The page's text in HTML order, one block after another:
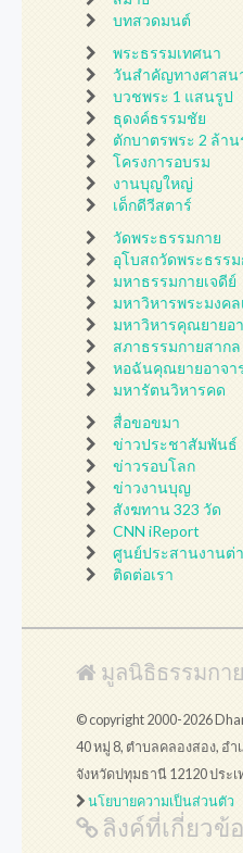
บทสวดมนต์
พระธรรมเทศนา
วันสำคัญทางศาสน
บวชพระ 1 แสนรูป
ธุดงค์ธรรมชัย
ตักบาตรพระ 2 ล้าน
โครงการอบรม
งานบุญใหญ่
เด็กดีวีสตาร์
วัดพระธรรมกาย
อุโบสถวัดพระธรรม
มหาธรรมกายเจดีย์
มหาวิหารพระมงค
มหาวิหารคุณยายอ
สภาธรรมกายสากล
หอฉันคุณยายอาจา
มหารัตนวิหารคด
สื่อขอขมา
ข่าวประชาสัมพันธ์
ข่าวรอบโลก
ข่าวงานบุญ
สังฆทาน 323 วัด
CNN iReport
ศูนย์ประสานงานต่
ติดต่อเรา
มูลนิธิธรรมกาย
© copyright 2000-2026
40 หมู่ 8, ตำบลคลองสอง, อำ
จังหวัดปทุมธานี 12120 ประเ
นโยบายความเป็นส่วนตัว
ลิงค์ที่เกี่ยวข้